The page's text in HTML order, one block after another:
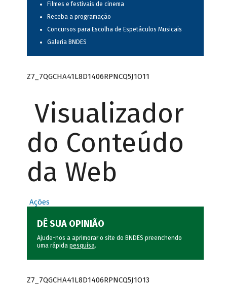
Filmes e festivais de cinema
Receba a programação
Concursos para Escolha de Espetáculos Musicais
Galeria BNDES
Z7_7QGCHA41L8D1406RPNCQ5J1O11
Visualizador
do Conteúdo
da Web
Ações
DÊ SUA OPINIÃO
Ajude-nos a aprimorar o site do BNDES preenchendo
uma rápida pesquisa.
Z7_7QGCHA41L8D1406RPNCQ5J1O13